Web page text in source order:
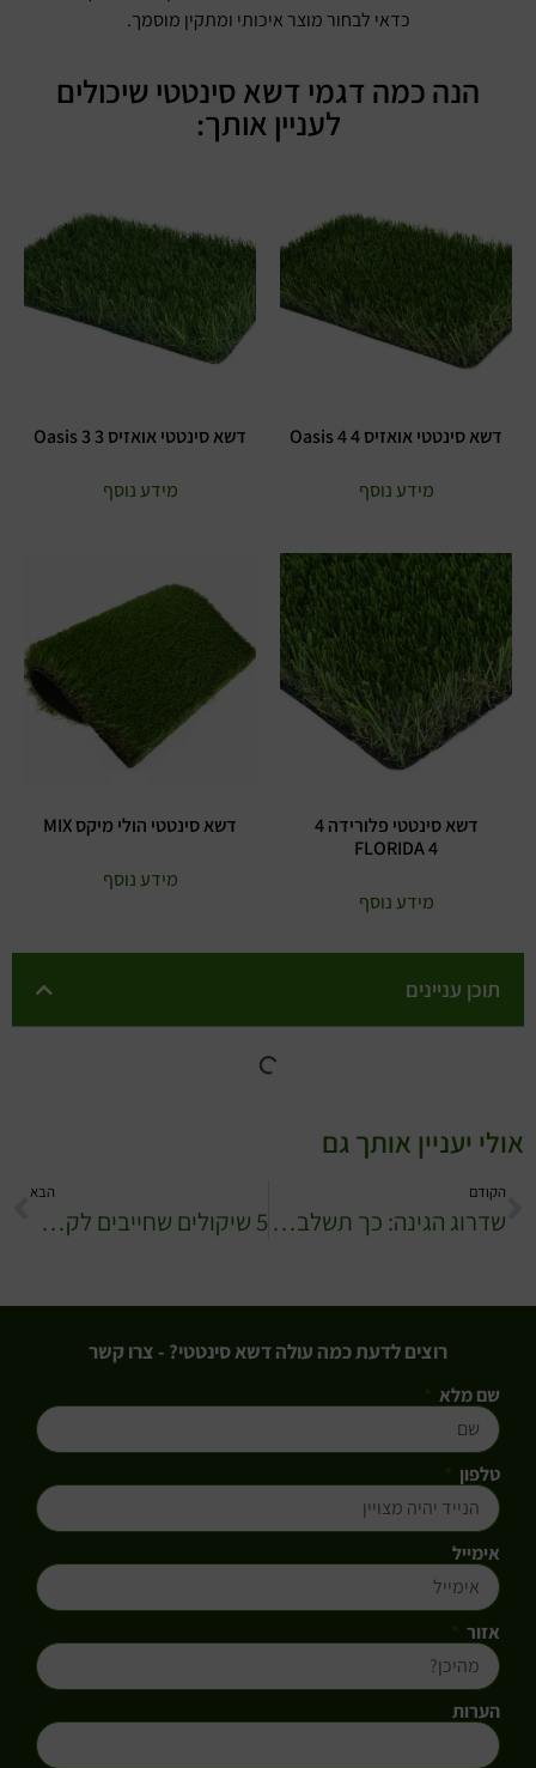
כדאי לבחור מוצר איכותי ומתקין מוסמך.
הנה כמה דגמי דשא סינטטי שיכולים
לעניין אותך:
דשא סינטטי אואזיס 4 Oasis 4
מידע נוסף
דשא סינטטי אואזיס 3 Oasis 3
מידע נוסף
דשא סינטטי פלורידה 4
FLORIDA 4
מידע נוסף
דשא סינטטי הולי מיקס MIX
מידע נוסף
תוכן עניינים
יעניין אותך גם
הקודם
שדרוג הגינה: כך תשלבו דשא סינטטי עם אלמנטים טבעיים ותיצרו גינה חלומית 5 שיקולים שחייבים לקחת בחשבון לפני התקנת גדר בגינה
רוצים לדעת כמה עולה דשא סינטטי? - צרו קשר
שם מלא
טלפון
אימייל
אזור
הערות